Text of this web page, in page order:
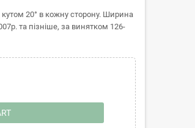
кутом 20° в кожну сторону. Ширина
та пізніше, за винятком 126-